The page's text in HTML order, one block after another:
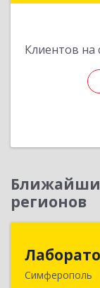
Клиентов
регионов
Симферополь
295034,